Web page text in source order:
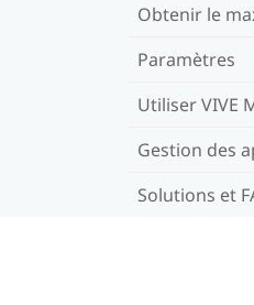
Obtenir le
Paramètres
Utiliser VIVE
Gestion des
Solutions et